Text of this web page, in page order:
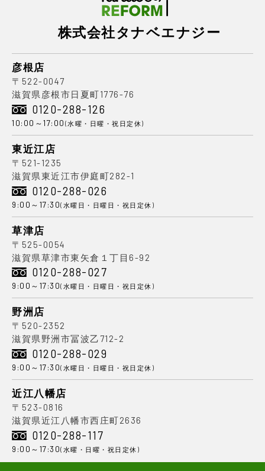
株式会社タナベエナジー
彦根店
〒522-0047
滋賀県彦根市日夏町1776-76
0120-288-126
10:00～17:00 (水曜・日曜・祝日定休)
東近江店
〒521-1235
滋賀県東近江市伊庭町282-1
0120-288-026
9:00～17:30(水曜日・日曜日・祝日定休)
草津店
〒525-0054
滋賀県草津市東矢倉１丁目6-92
0120-288-027
9:00～17:30(水曜日・日曜日・祝日定休)
野洲店
〒520-2352
滋賀県野洲市冨波乙712-2
0120-288-029
9:00～17:30(水曜日・日曜日・祝日定休)
近江八幡店
〒523-0816
滋賀県近江八幡市西庄町2636
0120-288-117
9:00～17:30(水曜・日曜・祝日定休)